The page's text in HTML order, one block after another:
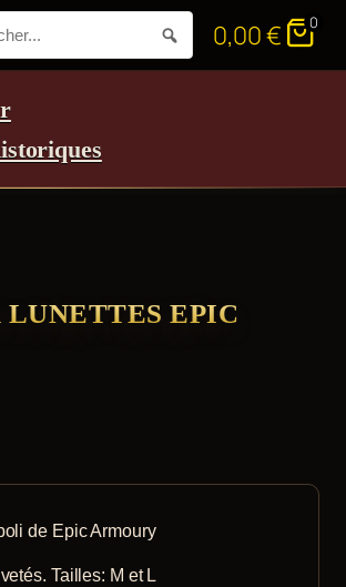
0,00€ 0
EPIC
:
€
de Epic Armoury
Tailles: M et L